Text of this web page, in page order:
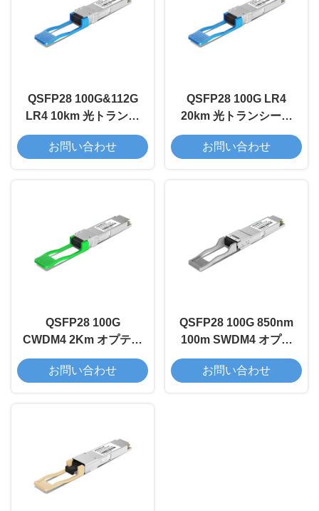
QSFP28 100G&112G
LR4 10km 光トランシ
ーバーモジュール
お問い合わせ
QSFP28 100G LR4
20km 光トランシーバ
ーモジュール
お問い合わせ
QSFP28 100G
CWDM4 2Km オプティ
カルトランシーバーモ
ジュール
お問い合わせ
QSFP28 100G 850nm
100m SWDM4 オプテ
ィカルトランシーバー
モジュール
お問い合わせ